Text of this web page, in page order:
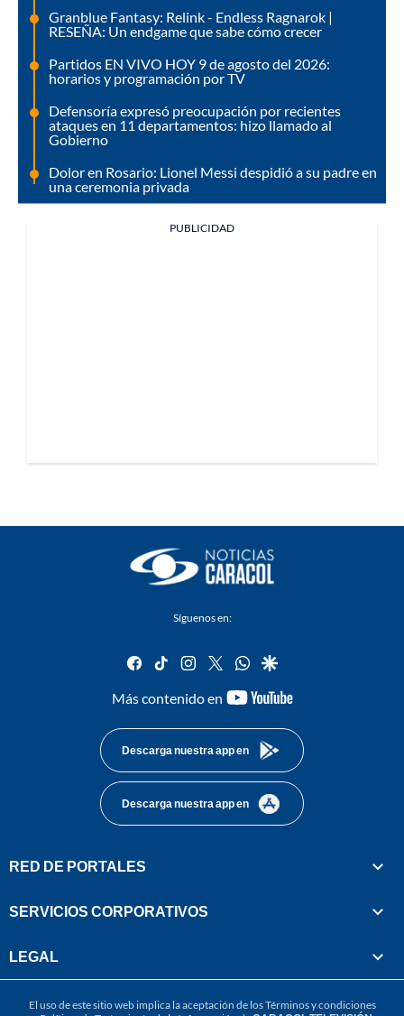
Granblue Fantasy: Relink - Endless Ragnarok |
RESEÑA: Un endgame que sabe cómo crecer
Partidos EN VIVO HOY 9 de agosto del 2026:
horarios y programación por TV
Defensoría expresó preocupación por recientes
ataques en 11 departamentos: hizo llamado al
Gobierno
Dolor en Rosario: Lionel Messi despidió a su padre en
una ceremonia privada
PUBLICIDAD
Síguenos en:
facebook
tiktok instagram
twitterwhatsapp
google
Más contenido en
youtube-
Descarga nuestra app en
Descarga nuestra app en
RED DE PORTALES
SERVICIOS CORPORATIVOS
LEGAL
El uso de este sitio web implica la aceptación de losTérminos y condiciones